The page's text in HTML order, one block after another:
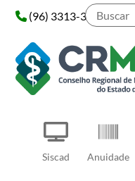
Skip
content
Siscad Anuidade
(96) 3313-3313
Pesquisar